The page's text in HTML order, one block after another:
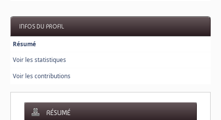
INFOS DU PROFIL
Résumé
Voir les statistiques
Voir les contributions
RÉSUMÉ